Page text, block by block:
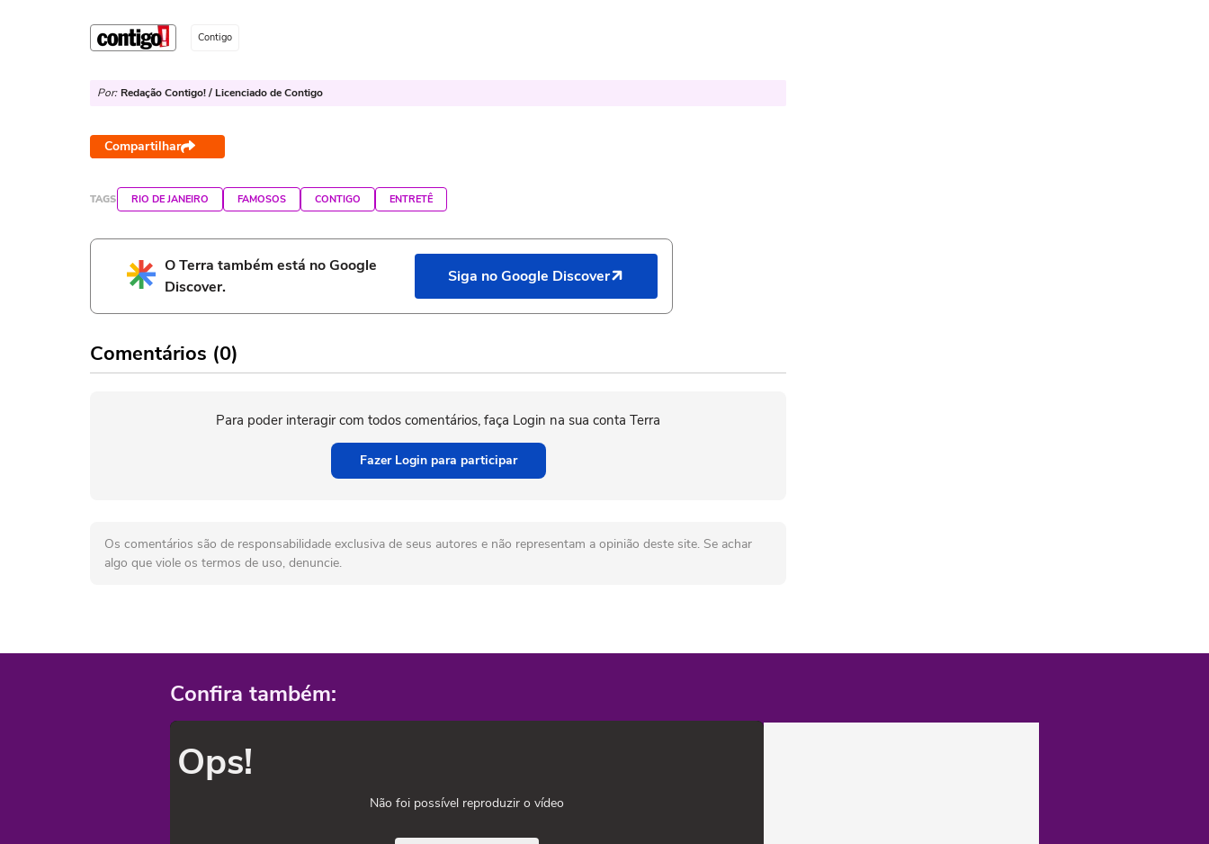
Contigo
Por: Redação Contigo! / Licenciado de Contigo
Compartilhar
TAGS RIO DE JANEIRO FAMOSOS CONTIGO ENTRETÊ
O Terra também está no Google
Discover.
Siga no Google Discover
Comentários (0)
Para poder interagir com todos comentários, faça Login na sua conta Terra
Fazer Login para participar
Os comentários são de responsabilidade exclusiva de seus autores e não representam a opinião deste site. Se achar
algo que viole os termos de uso, denuncie.
Confira também:
Ops!
Não foi possível reproduzir o vídeo